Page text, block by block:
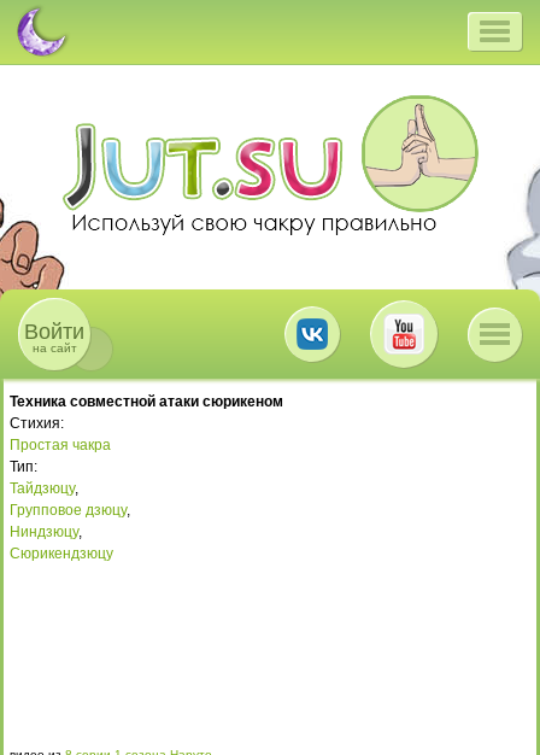
Войти
на сайт
Техника совместной атаки сюрикеном
Стихия:
Простая чакра
Тип:
Тайдзюцу,
Групповое дзюцу,
Ниндзюцу,
Сюрикендзюцу